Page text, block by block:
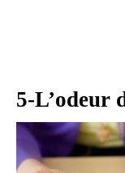
5-L’odeur